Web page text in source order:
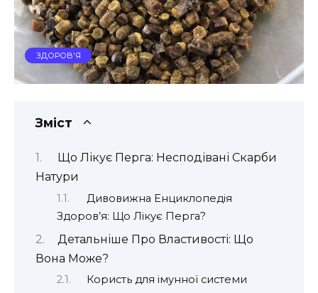
ЗДОРОВ'Я
Зміст
Що Лікує Перга: Несподівані Скарби
Натури
Дивовижна Енциклопедія
Здоров’я: Що Лікує Перга?
Детальніше Про Властивості: Що
Вона Може?
Користь для імунної системи